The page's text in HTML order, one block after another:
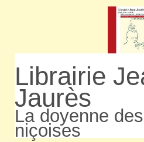
Librairie
Jaurès
La doyenne
niçoises